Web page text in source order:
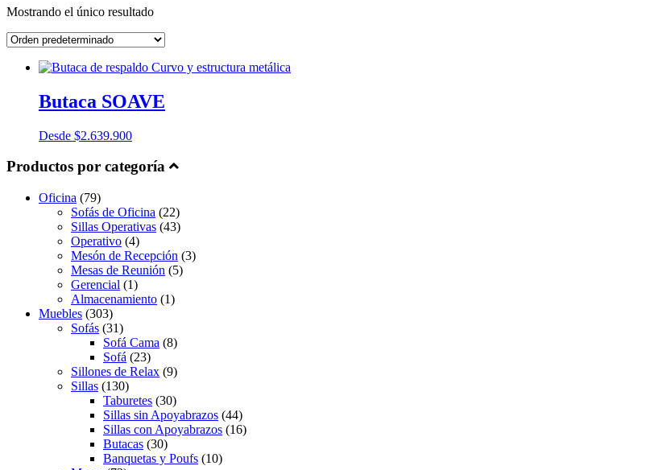
Mostrando el único resultado
Butaca SOAVE
Desde $2.639.900
Productos por categoría
Oficina (79)
Sofás de Oficina (22)
Sillas Operativas (43)
Operativo (4)
Mesón de Recepción (3)
Mesas de Reunión (5)
Gerencial (1)
Almacenamiento (1)
Muebles (303)
Sofás (31)
Sofá Cama (8)
Sofá (23)
Sillones de Relax (9)
Sillas (130)
Taburetes (30)
Sillas sin Apoyabrazos (44)
Sillas con Apoyabrazos (16)
Butacas (30)
Banquetas y Poufs (10)